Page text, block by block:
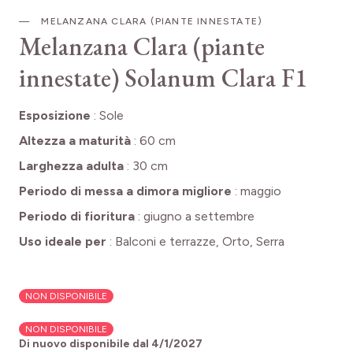
MELANZANA CLARA (PIANTE INNESTATE)
Melanzana Clara (piante
innestate)Solanum Clara F1
Esposizione : Sole
Altezza a maturità : 60 cm
Larghezza adulta : 30 cm
Periodo di messa a dimora migliore : maggio
Periodo di fioritura : giugno a settembre
Uso ideale per : Balconi e terrazze, Orto, Serra
NON DISPONIBILE
NON DISPONIBILE
Di nuovo disponibile dal 4/1/2027